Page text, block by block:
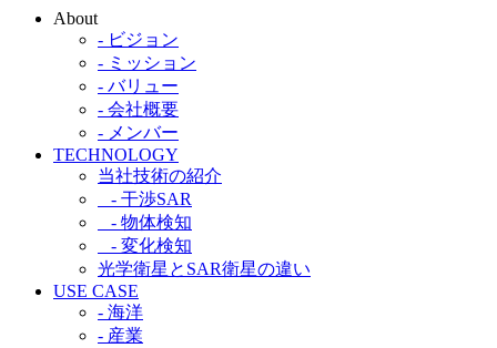
About
- ビジョン
- ミッション
- バリュー
- 会社概要
- メンバー
TECHNOLOGY
当社技術の紹介​
- 干渉SAR​
- 物体検知​
- 変化検知​
光学衛星とSAR衛星の違い​
USE CASE
- 海洋
- 産業